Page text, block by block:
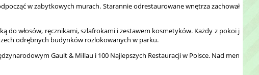
w zabytkowych murach. Starannie odrestaurowane wnętrza zachował
do włosów, ręcznikami, szlafrokami i zestawem kosmetyków. Każdy z pokoi j
odrębnych budynków rozlokowanych w parku.
Gault & Millau i 100 Najlepszych Restauracji w Polsce. Nad men